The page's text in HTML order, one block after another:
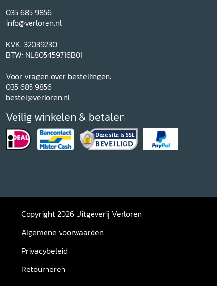
035 685 9856
info@verloren.nl
KVK: 32039230
BTW: NL805459716B01
Voor vragen over bestellingen:
035 685 9856
bestel@verloren.nl
Veilig winkelen & betalen
Copyright 2026 Uitgeverij Verloren
Algemene voorwaarden
Privacybeleid
Retourneren